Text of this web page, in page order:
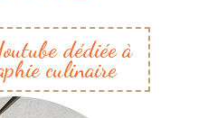
dédiée à
culinaire